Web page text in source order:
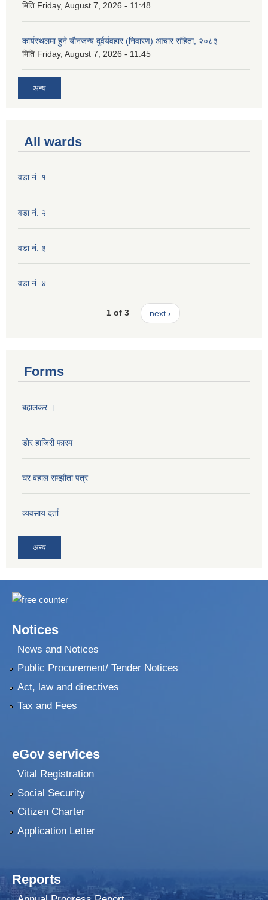
मिति Friday, August 7, 2026 - 11:48
कार्यस्थलमा हुने यौनजन्य दुर्वर्यवहार (निवारण) आचार संहिता, २०८३
मिति Friday, August 7, 2026 - 11:45
अन्य
All wards
वडा नं. १
वडा नं. २
वडा नं. ३
वडा नं. ४
1 of 3 next ›
Forms
बहालकर ।
डोर हाजिरी फारम
घर बहाल सम्झौता पत्र
व्यवसाय दर्ता
अन्य
Notices
News and Notices
Public Procurement/ Tender Notices
Act, law and directives
Tax and Fees
eGov services
Vital Registration
Social Security
Citizen Charter
Application Letter
Reports